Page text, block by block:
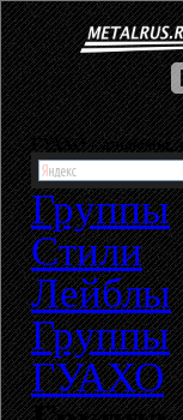
ГУАХО - альбомы,
Группы
Стили
Лейблы
Группы
ГУАХО